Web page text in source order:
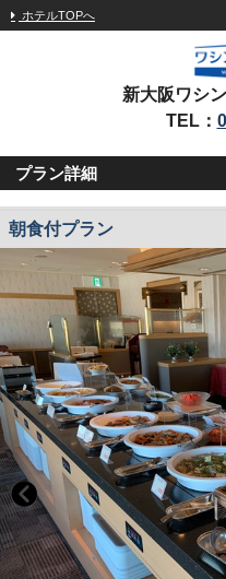
ホテルTOPへ
新大阪ワシ
TEL：
プラン詳細
朝食付プラン